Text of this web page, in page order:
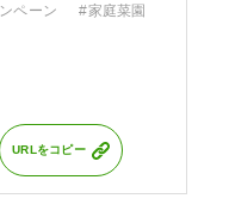
ペーン
#家庭菜園
URLをコピー